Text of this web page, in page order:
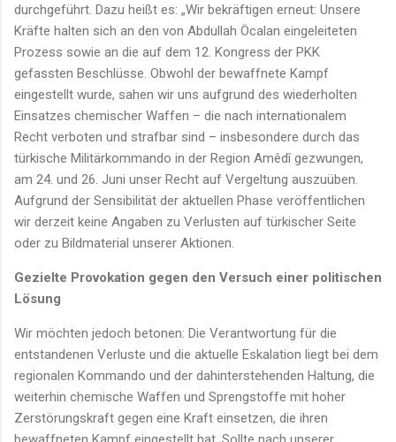
durchgeführt. Dazu heißt es: „Wir bekräftigen erneut: Unsere
Kräfte halten sich an den von Abdullah Öcalan eingeleiteten
Prozess sowie an die auf dem 12. Kongress der PKK
gefassten Beschlüsse. Obwohl der bewaffnete Kampf
eingestellt wurde, sahen wir uns aufgrund des wiederholten
Einsatzes chemischer Waffen – die nach internationalem
Recht verboten und strafbar sind – insbesondere durch das
türkische Militärkommando in der Region Amêdî gezwungen,
am 24. und 26. Juni unser Recht auf Vergeltung auszuüben.
Aufgrund der Sensibilität der aktuellen Phase veröffentlichen
wir derzeit keine Angaben zu Verlusten auf türkischer Seite
oder zu Bildmaterial unserer Aktionen.
Gezielte Provokation gegen den Versuch einer politischen
Lösung
Wir möchten jedoch betonen: Die Verantwortung für die
entstandenen Verluste und die aktuelle Eskalation liegt bei dem
regionalen Kommando und der dahinterstehenden Haltung, die
weiterhin chemische Waffen und Sprengstoffe mit hoher
Zerstörungskraft gegen eine Kraft einsetzen, die ihren